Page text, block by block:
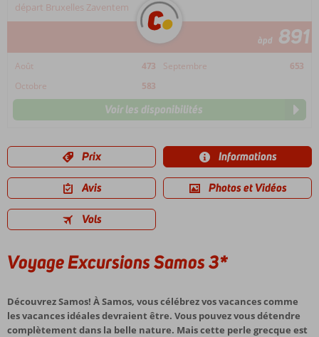
départ Bruxelles Zaventem
àpd 891
Août 473 Septembre
653
Octobre
583
Voir les disponibilités
Prix Informations
Avis Photos et Vidéos
Vols
Voyage Excursions Samos 3*
Découvrez Samos! À Samos, vous célébrez vos vacances comme
les vacances idéales devraient être. Vous pouvez vous détendre
complètement dans la belle nature. Mais cette perle grecque est